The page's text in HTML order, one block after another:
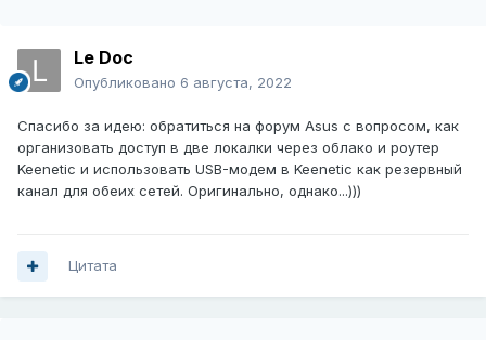
Le Doc
Опубликовано 6 августа, 2022
Спасибо за идею: обратиться на форум Asus с вопросом, как
организовать доступ в две локалки через облако и роутер
Keenetic и использовать USB-модем в Keenetic как резервный
канал для обеих сетей. Оригинально, однако...)))
Цитата